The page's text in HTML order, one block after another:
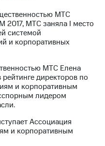
МТС
2017, МТС заняла I место
системой
и корпоративных
МТС Елена
директоров по
и корпоративным
лидером
Ассоциация
и корпоративным